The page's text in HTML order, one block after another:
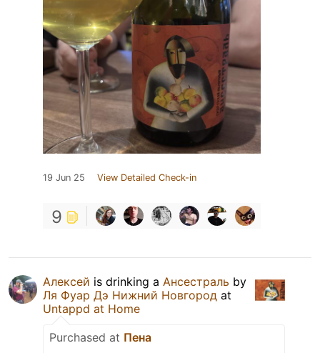
19 Jun 25 View Detailed Check-in
9
Алексей is drinking a Ансестраль by
Ля Фуар Дэ Нижний Новгород at
Untappd at Home
Purchased at Пена